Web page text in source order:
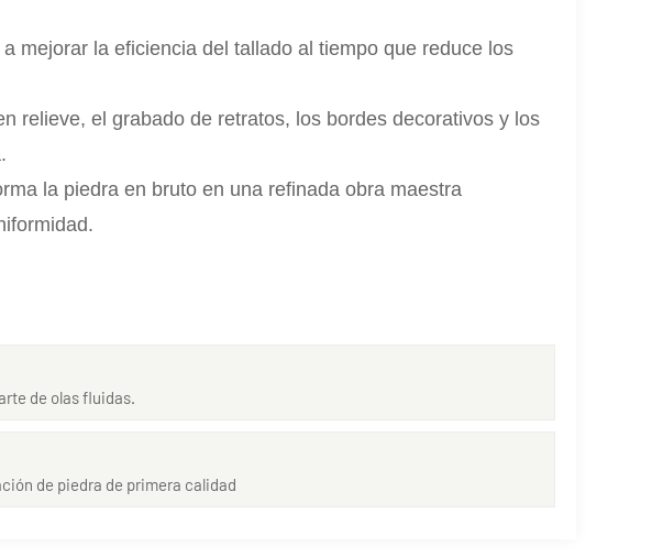
mejorar la eficiencia del tallado al tiempo que reduce los
relieve, el grabado de retratos, los bordes decorativos y los
la piedra en bruto en una refinada obra maestra
de olas fluidas.
de piedra de primera calidad